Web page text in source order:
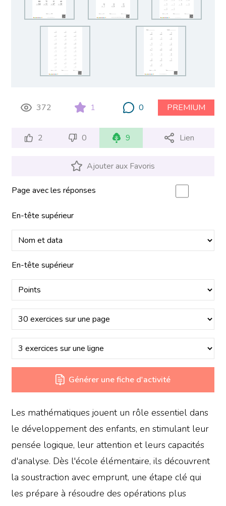
372 1 0 PREMIUM
2 0 9 Lien
Ajouter aux Favoris
Page avec les réponses
En-tête supérieur
En-tête supérieur
Générer une fiche d'activité
Les mathématiques jouent un rôle essentiel dans
le développement des enfants, en stimulant leur
pensée logique, leur attention et leurs capacités
d'analyse. Dès l'école élémentaire, ils découvrent
la soustraction avec emprunt, une étape clé qui
les prépare à résoudre des opérations plus